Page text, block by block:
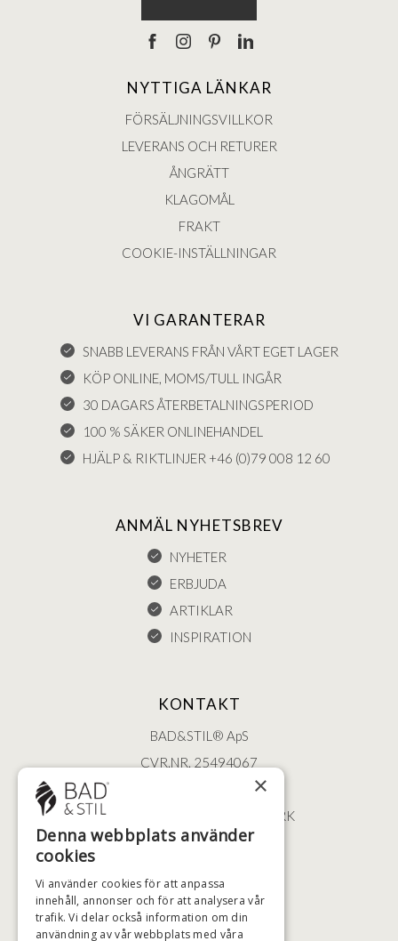
NYTTIGA LÄNKAR
FÖRSÄLJNINGSVILLKOR
LEVERANS OCH RETURER
ÅNGRÄTT
KLAGOMÅL
FRAKT
COOKIE-INSTÄLLNINGAR
VI GARANTERAR
SNABB LEVERANS FRÅN VÅRT EGET LAGER
KÖP ONLINE, MOMS/TULL INGÅR
30 DAGARS ÅTERBETALNINGSPERIOD
100 % SÄKER ONLINEHANDEL
HJÄLP & RIKTLINJER +46 (0)79 008 12 60
ANMÄL NYHETSBREV
NYHETER
ERBJUDA
ARTIKLAR
INSPIRATION
KONTAKT
BAD&STIL® ApS
CVR.NR. 25494067
ØSTERBROGADE 202
2100 KØBENHAVN • DANMARK
+46 (0)79 008 12 60
HÖGSTA KREDITVÄRDIGHET
×
Denna webbplats använder
cookies
Vi använder cookies för att anpassa
innehåll, annonser och för att analysera vår
trafik. Vi delar också information om din
användning av vår webbplats med våra